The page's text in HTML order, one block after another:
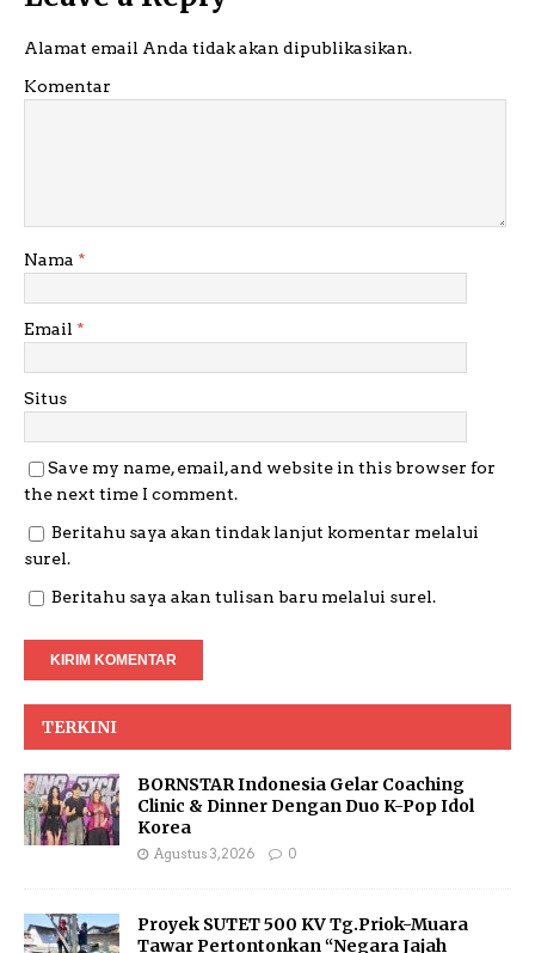
Alamat email Anda tidak akan dipublikasikan.
Komentar
Nama *
Email *
Situs
Save my name, email, and website in this browser for
the next time I comment.
Beritahu saya akan tindak lanjut komentar melalui
surel.
Beritahu saya akan tulisan baru melalui surel.
TERKINI
BORNSTAR Indonesia Gelar Coaching
Clinic & Dinner Dengan Duo K-Pop Idol
Korea
Agustus 3, 2026 0
Proyek SUTET 500 KV Tg.Priok-Muara
Tawar Pertontonkan “Negara Jajah